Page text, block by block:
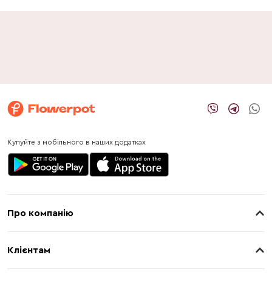
Купуйте з мобільного в наших додатках
Про компанію
Клієнтам